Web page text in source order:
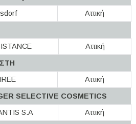
Αττική
Αττική
Αττική
SELECTIVE COSMETICS
S.A
Αττική